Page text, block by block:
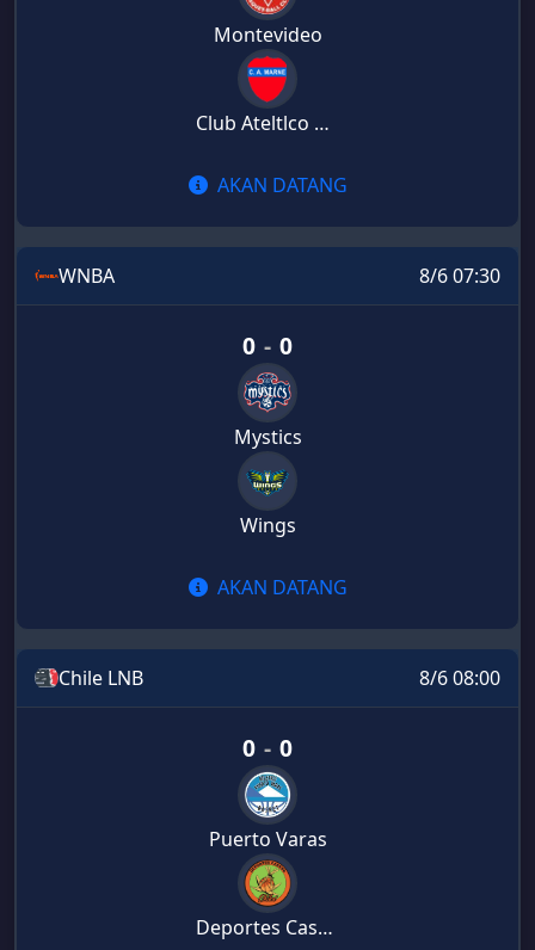
Montevideo
Club Ateltlco Marne Montevideo
AKAN DATANG
WNBA 8/6 07:30
Mystics
0 - 0
Wings
AKAN DATANG
Chile LNB 8/6 08:00
Puerto Varas
0 - 0
Deportes Castro